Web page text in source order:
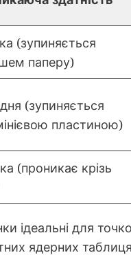
(зупиняється
паперу)
(зупиняється
пластиною)
(проникає крізь
ідеальні для
ядерних